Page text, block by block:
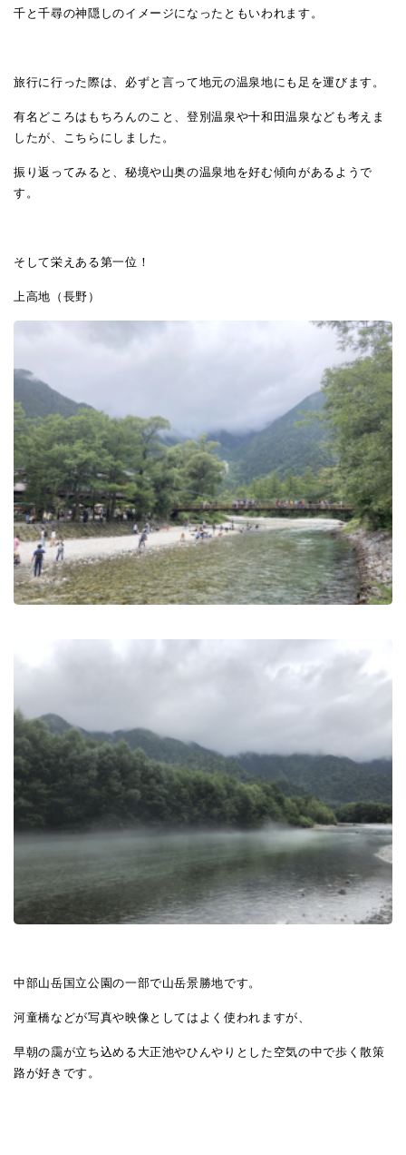
千と千尋の神隠しのイメージになったともいわれます。
旅行に行った際は、必ずと言って地元の温泉地にも足を運びます。
有名どころはもちろんのこと、登別温泉や十和田温泉なども考えま
したが、こちらにしました。
振り返ってみると、秘境や山奥の温泉地を好む傾向があるようで
す。
そして栄えある第一位！
上高地（長野）
中部山岳国立公園の一部で山岳景勝地です。
河童橋などが写真や映像としてはよく使われますが、
早朝の靄が立ち込める大正池やひんやりとした空気の中で歩く散策
路が好きです。